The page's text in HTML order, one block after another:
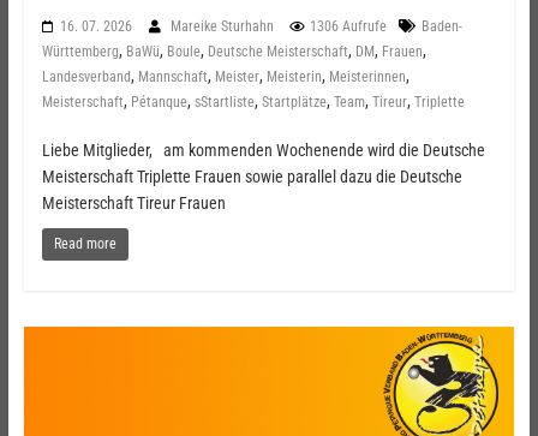
16. 07. 2026 Mareike Sturhahn 1306 Aufrufe
Baden-
Württemberg, BaWü, Boule, Deutsche Meisterschaft, DM, Frauen,
Landesverband, Mannschaft, Meister, Meisterin, Meisterinnen,
Meisterschaft, Pétanque, sStartliste, Startplätze, Team, Tireur, Triplette
Liebe Mitglieder, am kommenden Wochenende wird die Deutsche
Meisterschaft Triplette Frauen sowie parallel dazu die Deutsche
Meisterschaft Tireur Frauen
Read more